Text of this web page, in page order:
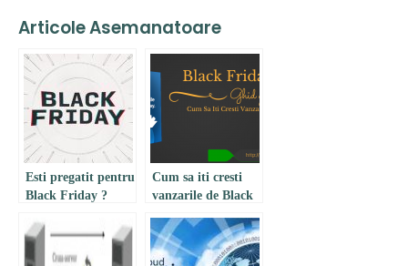
Articole Asemanatoare
Esti pregatit pentru
Black Friday ?
Cum sa iti cresti
vanzarile de Black